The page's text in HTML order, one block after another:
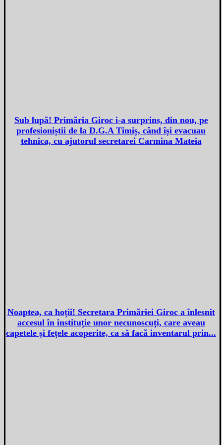
Sub lupă! Primăria Giroc i-a surprins, din nou, pe
profesioniștii de la D.G.A Timiș, când își evacuau
tehnica, cu ajutorul secretarei Carmina Mateia
Noaptea, ca hoții! Secretara Primăriei Giroc a înlesnit
accesul în instituție unor necunoscuți, care aveau
capetele și fețele acoperite, ca să facă inventarul prin...